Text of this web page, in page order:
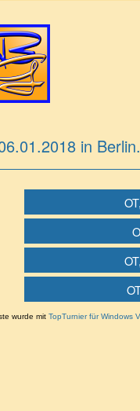
in Berlin.
wurde mit TopTurnier für Windows